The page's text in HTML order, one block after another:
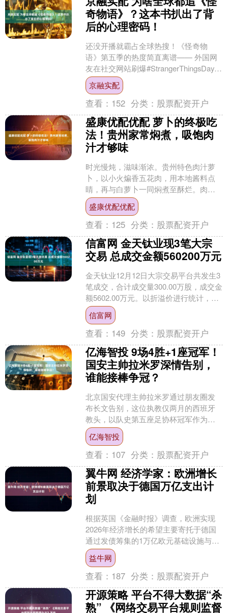
奇物语》？这本书扒出了背
后的心理密码！
还没开播就霸占全球热搜！《怪奇物
语》第五季的热度简直离谱—— 外国网
友在社交网站刷爆#StrangerThingsDay，
话题阅读量突破10亿； 中国网友在微
博....
京融实配
查看： 152 分类： 股票配资开户
盛康优配优配 萝卜的终极吃
法！贵州家常焖煮，吸饱肉
汁才够味
时光慢炖，滋味渐浓。贵州特色肉汁萝
卜，以小火煸香五花肉，用本地酱料点
睛，再与白萝卜一同焖煮至酥烂。肉脂
的香、酱料的醇、萝卜的甜，在咕嘟声
中慢慢融合，最终酿成一碗....
盛康优配优配
查看： 125 分类： 股票配资开户
信富网 金天钛业现3笔大宗
交易 总成交金额560200万元
金天钛业12月12日大宗交易平台共发生3
笔成交，合计成交量300.00万股，成交金
额5602.00万元。以折溢价进行统计，今
日3笔大宗交易成交价相对收盘价均为
折....
信富网
查看： 149 分类： 股票配资开户
亿海智投 9场4胜+1座冠军！
国安主帅拉米罗深情告别，
谁能接棒争冠？
北京国安代理主帅拉米罗通过朋友圈发
布长文告别，这位执教仅两月的西班牙
教头，以队史第五座足协杯冠军作为临
别礼物，为短暂的国安生涯画上圆满句
号。 拉米罗的执教之路充....
亿海智投
查看： 107 分类： 股票配资开户
翼牛网 经济学家：欧洲增长
前景取决于德国万亿支出计
划
根据英国《金融时报》调查，欧洲实现
2026年经济增长的希望主要寄托于德国
通过发债筹集的1万亿欧元基础设施与国
防支出计划。但接受调查的88位经济学
家对柏林财政刺激....
益牛网
查看： 187 分类： 股票配资开户
开源策略 平台不得大数据“杀
熟” 《网络交易平台规则监督